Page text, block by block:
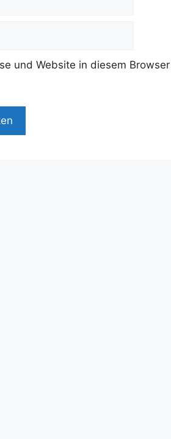
und Website in diesem